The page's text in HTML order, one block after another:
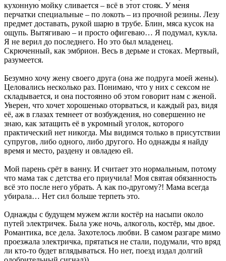
кухонную мойку сливается – всё в этот стояк. У меня
перчатки специальные – по локоть – из прочной резины. Лезу
предмет доставать, рукой шарю в трубе. Блин, мяса кусок на
ощупь. Вытягиваю – и просто офигеваю… Я подумал, кукла.
Я не верил до последнего. Но это был младенец.
Скрюченный, как эмбрион. Весь в дерьме и стоках. Мертвый,
разумеется.
Безумно хочу жену своего друга (она же подруга моей жены).
Целовались несколько раз. Понимаю, что у них с сексом не
складывается, и она постоянно об этом говорит нам с женой.
Уверен, что хочет хорошенько оторваться, и каждый раз, видя
её, аж в глазах темнеет от возбуждения, но совершенно не
знаю, как затащить её в укромный уголок, которого
практический нет никогда. Мы видимся только в присутствии
супругов, либо одного, либо другого. Но однажды я найду
время и место, раздену и овладею ей.
Мой парень срёт в ванну. И считает это нормальным, потому
что мама так с детства его приучила! Моя святая обязанность
всё это после него убрать. А как по-другому?! Мама всегда
убирала… Нет сил больше терпеть это.
Однажды с будущем мужем жгли костёр на насыпи около
путей электричек. Была уже ночь, алкоголь, костёр, мы двое.
Романтика, все дела. Захотелось любви. В самом разгаре мимо
проезжала электричка, прятаться не стали, подумали, что вряд
ли кто-то будет вглядываться. Но нет, поезд издал долгий